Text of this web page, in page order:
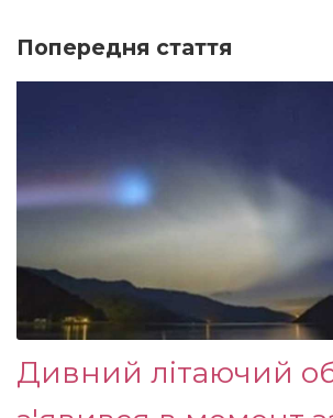
Попередня стаття
Дивний літаючий